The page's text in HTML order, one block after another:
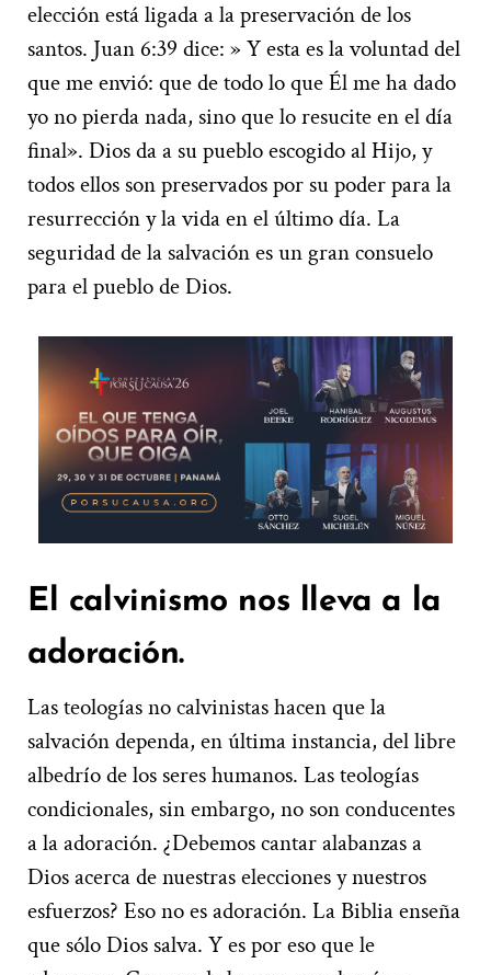
elección está ligada a la preservación de los
santos. Juan 6:39 dice: » Y esta es la voluntad del
que me envió: que de todo lo que Él me ha dado
yo no pierda nada, sino que lo resucite en el día
final». Dios da a su pueblo escogido al Hijo, y
todos ellos son preservados por su poder para la
resurrección y la vida en el último día. La
seguridad de la salvación es un gran consuelo
para el pueblo de Dios.
El calvinismo nos lleva a la
adoración.
Las teologías no calvinistas hacen que la
salvación dependa, en última instancia, del libre
albedrío de los seres humanos. Las teologías
condicionales, sin embargo, no son conducentes
a la adoración. ¿Debemos cantar alabanzas a
Dios acerca de nuestras elecciones y nuestros
esfuerzos? Eso no es adoración. La Biblia enseña
que sólo Dios salva. Y es por eso que le